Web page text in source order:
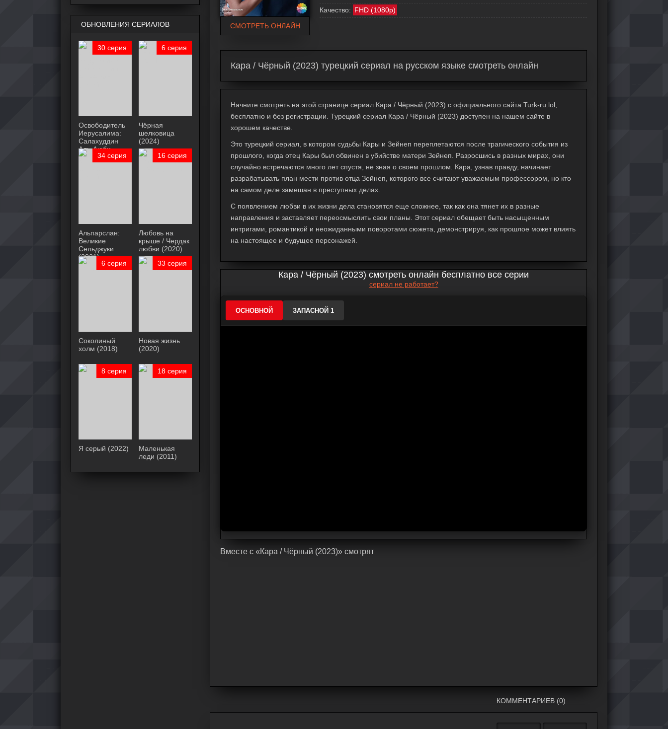
СМОТРЕТЬ ОНЛАЙН
Качество: FHD (1080p)
Кара / Чёрный (2023) турецкий сериал на русском языке смотреть онлайн
Начните смотреть на этой странице сериал Кара / Чёрный (2023) с официального сайта Turk-ru.lol,
бесплатно и без регистрации. Турецкий сериал Кара / Чёрный (2023) доступен на нашем сайте в
хорошем качестве.
Это турецкий сериал, в котором судьбы Кары и Зейнеп переплетаются после трагического события из
прошлого, когда отец Кары был обвинен в убийстве матери Зейнеп. Разросшись в разных мирах, они
случайно встречаются много лет спустя, не зная о своем прошлом. Кара, узнав правду, начинает
разрабатывать план мести против отца Зейнеп, которого все считают уважаемым профессором, но кто
на самом деле замешан в преступных делах.
С появлением любви в их жизни дела становятся еще сложнее, так как она тянет их в разные
направления и заставляет переосмыслить свои планы. Этот сериал обещает быть насыщенным
интригами, романтикой и неожиданными поворотами сюжета, демонстрируя, как прошлое может влиять
на настоящее и будущее персонажей.
Кара / Чёрный (2023) смотреть онлайн бесплатно все серии
сериал не работает?
ОСНОВНОЙ ЗАПАСНОЙ 1
Bмecтe c «Кара / Чёрный (2023)» cмoтpят
КОММЕНТАРИЕВ (0)
ОБНОВЛЕНИЯ СЕРИАЛОВ
30 серия
Освободитель
Иерусалима:
Салахуддин
Аль-Аюби
(2023)
6 серия
Чёрная
шелковица
(2024)
34 серия
Альпарслан:
Великие
Сельджуки
(2021)
16 серия
Любовь на
крыше / Чердак
любви (2020)
6 серия
Соколиный
холм (2018)
33 серия
Новая жизнь
(2020)
8 серия
Я серый (2022)
18 серия
Маленькая
леди (2011)